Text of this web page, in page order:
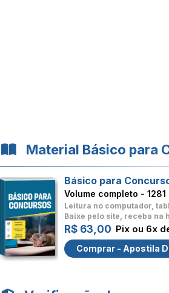
Material Básico para
Básico para
Volume completo -
Leitura no computador,
Baixe pelo site, receba na
R$ 63,00 Pix ou 6x
Comprar - Apostila